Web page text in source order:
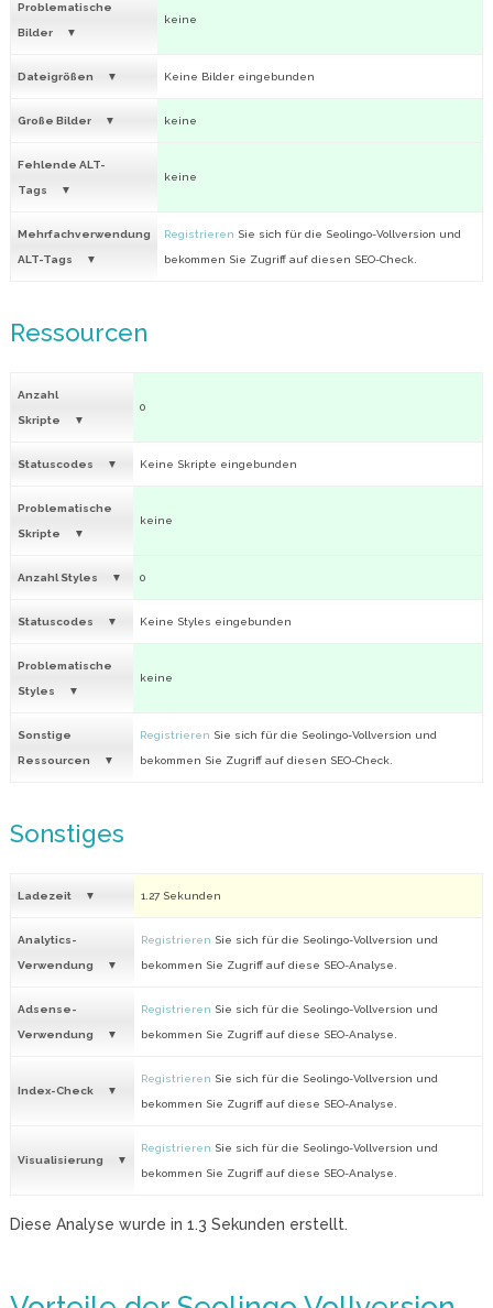
Problematische
Bilder
keine
Dateigrößen Keine Bilder eingebunden
Große Bilder keine
Fehlende ALT-
Tags
keine
Mehrfachverwendung
ALT-Tags
Registrieren Sie sich für die Seolingo-Vollversion und
bekommen Sie Zugriff auf diesen SEO-Check.
Ressourcen
Anzahl
Skripte
0
Statuscodes Keine Skripte eingebunden
Problematische
Skripte
keine
Anzahl Styles 0
Statuscodes Keine Styles eingebunden
Problematische
Styles
keine
Sonstige
Ressourcen
Registrieren Sie sich für die Seolingo-Vollversion und
bekommen Sie Zugriff auf diesen SEO-Check.
Sonstiges
Ladezeit 1.27 Sekunden
Analytics-
Verwendung
Registrieren Sie sich für die Seolingo-Vollversion und
bekommen Sie Zugriff auf diese SEO-Analyse.
Adsense-
Verwendung
Registrieren Sie sich für die Seolingo-Vollversion und
bekommen Sie Zugriff auf diese SEO-Analyse.
Index-Check
Registrieren Sie sich für die Seolingo-Vollversion und
bekommen Sie Zugriff auf diese SEO-Analyse.
Visualisierung
Registrieren Sie sich für die Seolingo-Vollversion und
bekommen Sie Zugriff auf diese SEO-Analyse.
Diese Analyse wurde in 1.3 Sekunden erstellt.